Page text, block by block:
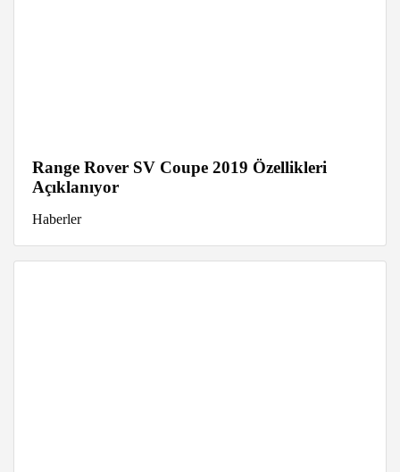
Range Rover SV Coupe 2019 Özellikleri
Açıklanıyor
Haberler